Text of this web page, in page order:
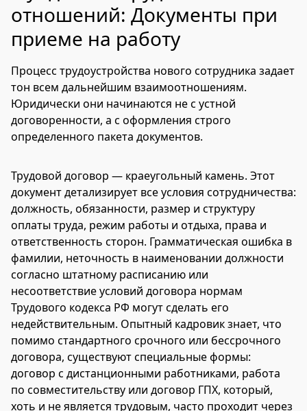
отношений: Документы при
приеме на работу
Процесс трудоустройства нового сотрудника задает
тон всем дальнейшим взаимоотношениям.
Юридически они начинаются не с устной
договоренности, а с оформления строго
определенного пакета документов.
Трудовой договор — краеугольный камень. Этот
документ детализирует все условия сотрудничества:
должность, обязанности, размер и структуру
оплаты труда, режим работы и отдыха, права и
ответственность сторон. Грамматическая ошибка в
фамилии, неточность в наименовании должности
согласно штатному расписанию или
несоответствие условий договора нормам
Трудового кодекса РФ могут сделать его
недействительным. Опытный кадровик знает, что
помимо стандартного срочного или бессрочного
договора, существуют специальные формы:
договор с дистанционными работниками, работа
по совместительству или договор ГПХ, который,
хоть и не является трудовым, часто проходит через